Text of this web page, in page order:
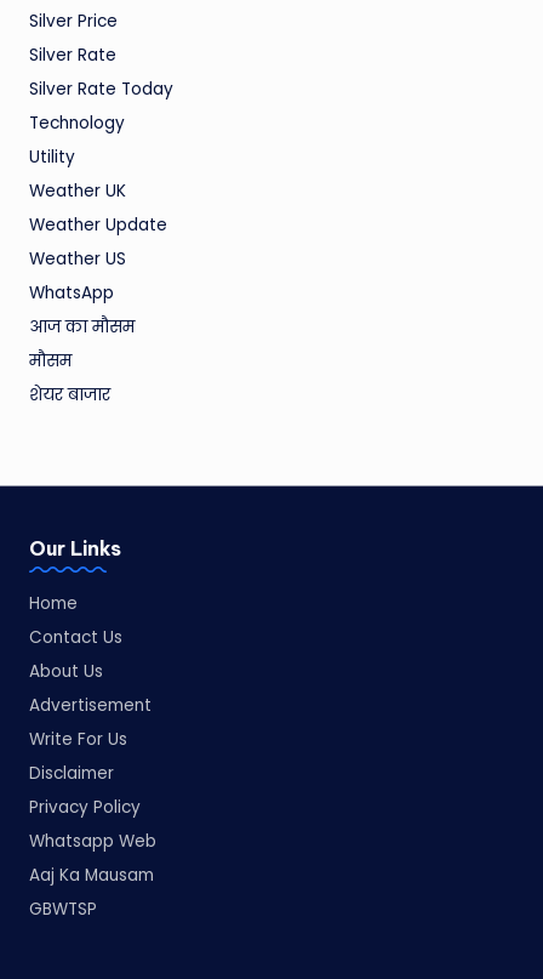
Silver Price
Silver Rate
Silver Rate Today
Technology
Utility
Weather UK
Weather Update
Weather US
WhatsApp
आज का मौसम
मौसम
शेयर बाजार
Our Links
Home
Contact Us
About Us
Advertisement
Write For Us
Disclaimer
Privacy Policy
Whatsapp Web
Aaj Ka Mausam
GBWTSP